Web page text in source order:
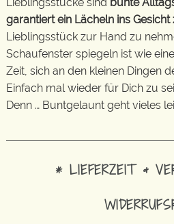
Lieblingsstücke sind bunte
garantiert ein Lächeln ins
Lieblingsstück zur Hand zu
Schaufenster spiegeln ist wie eine
Zeit, sich an den kleinen Dingen
Einfach mal wieder für Dich zu
Denn … Buntgelaunt geht vieles
* LIEFERZEIT &